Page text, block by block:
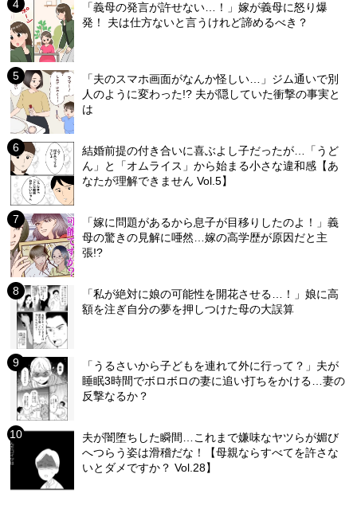
「義母の発言が許せない…！」嫁が義母に怒り爆
発！ 夫は仕方ないと言うけれど諦めるべき？
「夫のスマホ画面がなんか怪しい…」ジム通いで別
人のように変わった!? 夫が隠していた衝撃の事実と
は
結婚前提の付き合いに喜ぶよし子だったが…「うど
ん」と「オムライス」から始まる小さな違和感【あ
なたが理解できません Vol.5】
「嫁に問題があるから息子が目移りしたのよ！」義
母の驚きの見解に唖然…嫁の高学歴が原因だと主
張!?
「私が絶対に娘の可能性を開花させる…！」娘に高
額を注ぎ自分の夢を押しつけた母の大誤算
「うるさいから子どもを連れて外に行って？」夫が
睡眠3時間でボロボロの妻に追い打ちをかける…妻の
反撃なるか？
夫が闇堕ちした瞬間…これまで嫌味なヤツらが媚び
へつらう姿は滑稽だな！【母親ならすべてを許さな
いとダメですか？ Vol.28】